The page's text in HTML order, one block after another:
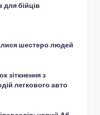
бійців
шестеро людей
зіткнення з
легкового авто